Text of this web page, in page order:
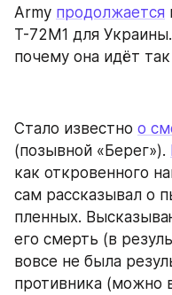
Army продолжается
Т-72М1 для
почему она идёт
Стало известно о
(позывной «Берег»).
как откровенного
сам рассказывал о
пленных.
его смерть (в
вовсе не была
противника (можно